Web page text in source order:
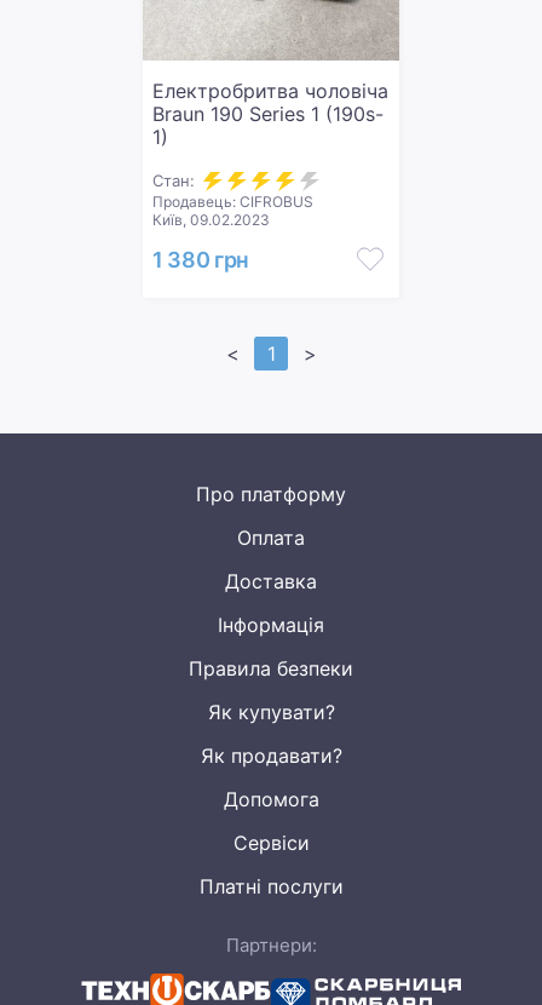
Електробритва чоловіча
Braun 190 Series 1 (190s-
1)
Стан:
Продавець: CIFROBUS
Київ, 09.02.2023
1 380 грн
< 1 >
Про платформу
Оплата
Доставка
Інформація
Правила безпеки
Як купувати?
Як продавати?
Допомога
Сервіси
Платні послуги
Партнери: